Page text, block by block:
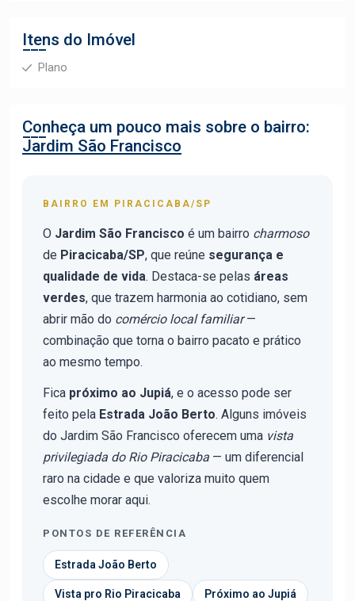
Itens do Imóvel
Plano
Conheça um pouco mais sobre o bairro:
Jardim São Francisco
BAIRRO EM PIRACICABA/SP
O Jardim São Francisco é um bairro charmoso
de Piracicaba/SP, que reúne segurança e
qualidade de vida. Destaca-se pelas áreas
verdes, que trazem harmonia ao cotidiano, sem
abrir mão do comércio local familiar—
combinação que torna o bairro pacato e prático
ao mesmo tempo.
Fica próximo ao Jupiá, e o acesso pode ser
feito pela Estrada João Berto. Alguns imóveis
do Jardim São Francisco oferecem uma vista
privilegiada do Rio Piracicaba — um diferencial
raro na cidade e que valoriza muito quem
escolhe morar aqui.
PONTOS DE REFERÊNCIA
Estrada João Berto
Vista pro Rio Piracicaba Próximo ao Jupiá